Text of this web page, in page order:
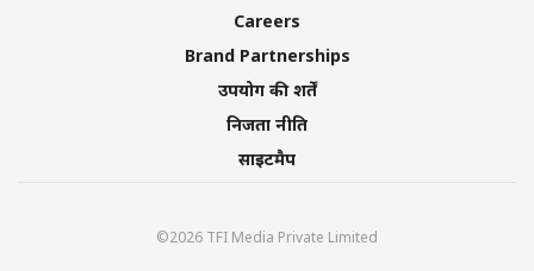
Careers
Brand Partnerships
उपयोग की शर्तें
निजता नीति
साइटमैप
©2026 TFI Media Private Limited